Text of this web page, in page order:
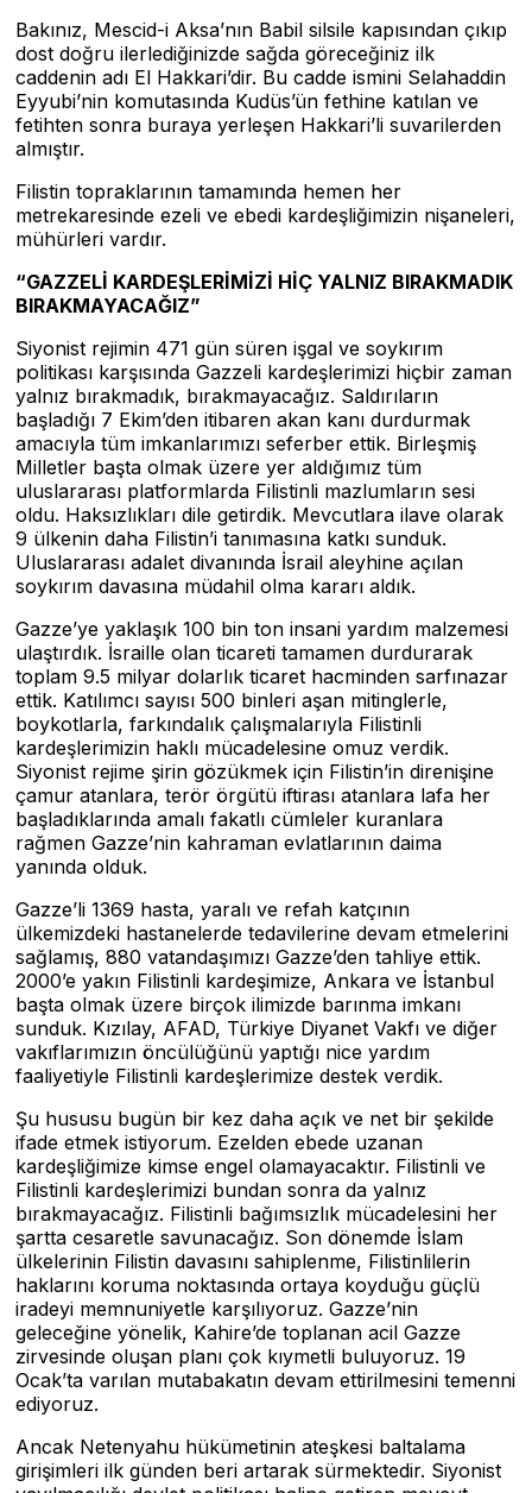
Bakınız, Mescid-i Aksa’nın Babil silsile kapısından çıkıp
dost doğru ilerlediğinizde sağda göreceğiniz ilk
caddenin adı El Hakkari’dir. Bu cadde ismini Selahaddin
Eyyubi’nin komutasında Kudüs’ün fethine katılan ve
fetihten sonra buraya yerleşen Hakkari’li suvarilerden
almıştır.
Filistin topraklarının tamamında hemen her
metrekaresinde ezeli ve ebedi kardeşliğimizin nişaneleri,
mühürleri vardır.
“GAZZELİ KARDEŞLERİMİZİ HİÇ YALNIZ BIRAKMADIK
BIRAKMAYACAĞIZ”
Siyonist rejimin 471 gün süren işgal ve soykırım
politikası karşısında Gazzeli kardeşlerimizi hiçbir zaman
yalnız bırakmadık, bırakmayacağız. Saldırıların
başladığı 7 Ekim’den itibaren akan kanı durdurmak
amacıyla tüm imkanlarımızı seferber ettik. Birleşmiş
Milletler başta olmak üzere yer aldığımız tüm
uluslararası platformlarda Filistinli mazlumların sesi
oldu. Haksızlıkları dile getirdik. Mevcutlara ilave olarak
9 ülkenin daha Filistin’i tanımasına katkı sunduk.
Uluslararası adalet divanında İsrail aleyhine açılan
soykırım davasına müdahil olma kararı aldık.
Gazze’ye yaklaşık 100 bin ton insani yardım malzemesi
ulaştırdık. İsraille olan ticareti tamamen durdurarak
toplam 9.5 milyar dolarlık ticaret hacminden sarfınazar
ettik. Katılımcı sayısı 500 binleri aşan mitinglerle,
boykotlarla, farkındalık çalışmalarıyla Filistinli
kardeşlerimizin haklı mücadelesine omuz verdik.
Siyonist rejime şirin gözükmek için Filistin’in direnişine
çamur atanlara, terör örgütü iftirası atanlara lafa her
başladıklarında amalı fakatlı cümleler kuranlara
rağmen Gazze’nin kahraman evlatlarının daima
yanında olduk.
Gazze’li 1369 hasta, yaralı ve refah katçının
ülkemizdeki hastanelerde tedavilerine devam etmelerini
sağlamış, 880 vatandaşımızı Gazze’den tahliye ettik.
2000’e yakın Filistinli kardeşimize, Ankara ve İstanbul
başta olmak üzere birçok ilimizde barınma imkanı
sunduk. Kızılay, AFAD, Türkiye Diyanet Vakfı ve diğer
vakıflarımızın öncülüğünü yaptığı nice yardım
faaliyetiyle Filistinli kardeşlerimize destek verdik.
Şu hususu bugün bir kez daha açık ve net bir şekilde
ifade etmek istiyorum. Ezelden ebede uzanan
kardeşliğimize kimse engel olamayacaktır. Filistinli ve
Filistinli kardeşlerimizi bundan sonra da yalnız
bırakmayacağız. Filistinli bağımsızlık mücadelesini her
şartta cesaretle savunacağız. Son dönemde İslam
ülkelerinin Filistin davasını sahiplenme, Filistinlilerin
haklarını koruma noktasında ortaya koyduğu güçlü
iradeyi memnuniyetle karşılıyoruz. Gazze’nin
geleceğine yönelik, Kahire’de toplanan acil Gazze
zirvesinde oluşan planı çok kıymetli buluyoruz. 19
Ocak’ta varılan mutabakatın devam ettirilmesini temenni
ediyoruz.
Ancak Netenyahu hükümetinin ateşkesi baltalama
girişimleri ilk günden beri artarak sürmektedir. Siyonist